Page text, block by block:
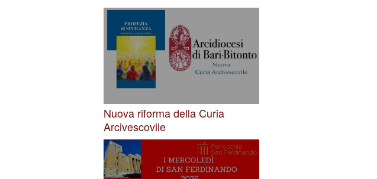
Nuova riforma della Curia
Arcivescovile